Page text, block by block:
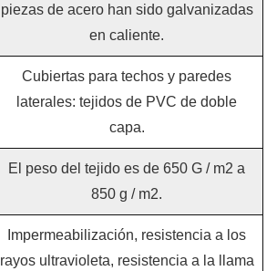
piezas de acero han sido galvanizadas
en caliente.
Cubiertas para techos y paredes
laterales: tejidos de PVC de doble
capa.
El peso del tejido es de 650 G / m2 a
850 g / m2.
Impermeabilización, resistencia a los
rayos ultravioleta, resistencia a la llama